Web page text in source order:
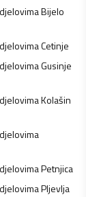
Bijelo
Cetinje
Gusinje
Kolašin
Petnjica
Pljevlja